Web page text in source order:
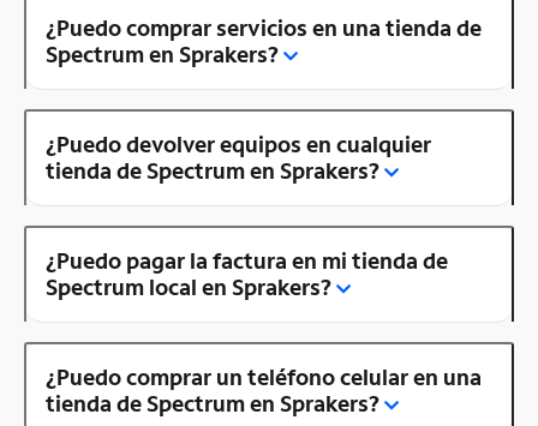
¿Puedo comprar servicios en una tienda de
Spectrum en Sprakers?
¿Puedo devolver equipos en cualquier
tienda de Spectrum en Sprakers?
¿Puedo pagar la factura en mi tienda de
Spectrum local en Sprakers?
¿Puedo comprar un teléfono celular en una
tienda de Spectrum en Sprakers?